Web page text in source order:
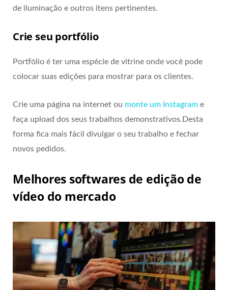
de iluminação e outros itens pertinentes.
Crie seu portfólio
Portfólio é ter uma espécie de vitrine onde você pode
colocar suas edições para mostrar para os clientes.
Crie uma página na internet ou monte um Instagram e
faça upload dos seus trabalhos demonstrativos.Desta
forma fica mais fácil divulgar o seu trabalho e fechar
novos pedidos.
Melhores softwares de edição de
vídeo do mercado